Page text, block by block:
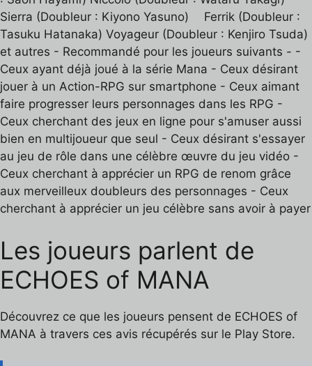
Sierra (Doubleur : Kiyono Yasuno) Ferrik (Doubleur :
Tasuku Hatanaka) Voyageur (Doubleur : Kenjiro Tsuda)
et autres - Recommandé pour les joueurs suivants - -
Ceux ayant déjà joué à la série Mana - Ceux désirant
jouer à un Action-RPG sur smartphone - Ceux aimant
faire progresser leurs personnages dans les RPG -
Ceux cherchant des jeux en ligne pour s'amuser aussi
bien en multijoueur que seul - Ceux désirant s'essayer
au jeu de rôle dans une célèbre œuvre du jeu vidéo -
Ceux cherchant à apprécier un RPG de renom grâce
aux merveilleux doubleurs des personnages - Ceux
cherchant à apprécier un jeu célèbre sans avoir à payer
Les joueurs parlent de
ECHOES of MANA
Découvrez ce que les joueurs pensent de ECHOES of
MANA à travers ces avis récupérés sur le Play Store.